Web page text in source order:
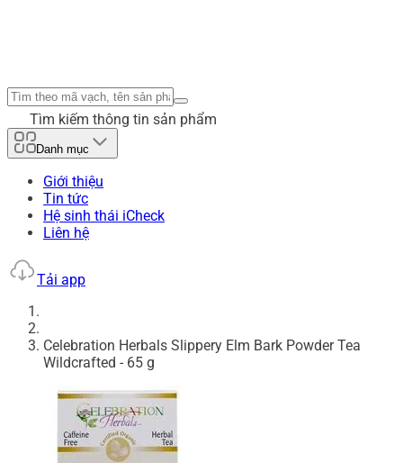
Tìm kiếm thông tin sản phẩm
Danh mục
Giới thiệu
Tin tức
Hệ sinh thái iCheck
Liên hệ
Tải app
Celebration Herbals Slippery Elm Bark Powder Tea
Wildcrafted - 65 g